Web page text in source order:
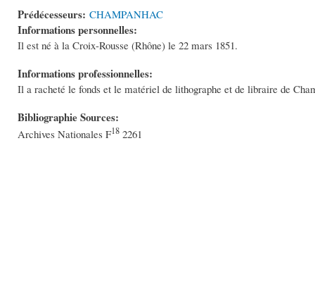
Prédécesseurs: CHAMPANHAC
Informations personnelles:
Il est né à la Croix-Rousse (Rhône) le 22 mars 1851.
Informations professionnelles:
Il a racheté le fonds et le matériel de lithographe et de libraire de
Bibliographie Sources:
Archives Nationales F18 2261